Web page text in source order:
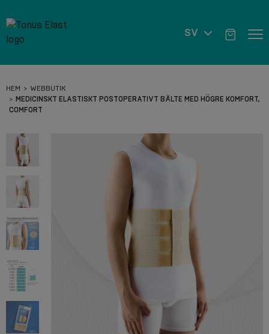
SV
HEM
WEBBUTIK
MEDICINSKT ELASTISKT POSTOPERATIVT BÄLTE MED HÖGRE KOMFORT,
COMFORT